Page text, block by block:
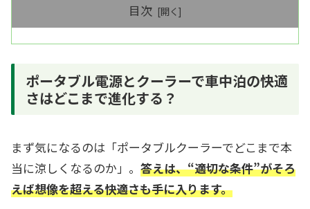
目次
ポータブル電源とクーラーで車中泊の快適
さはどこまで進化する？
まず気になるのは「ポータブルクーラーでどこまで本
当に涼しくなるのか」。 答えは、“適切な条件”がそろ
えば想像を超える快適さも手に入ります。